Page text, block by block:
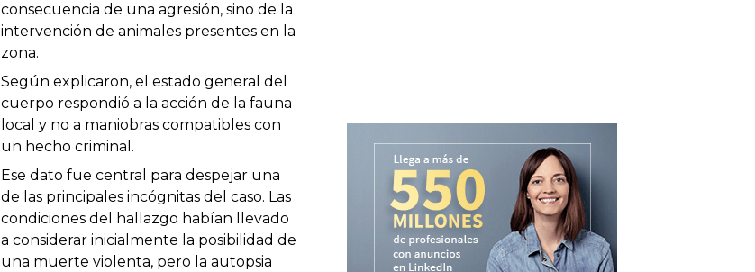
consecuencia de una agresión, sino de la
intervención de animales presentes en la
zona.
Según explicaron, el estado general del
cuerpo respondió a la acción de la fauna
local y no a maniobras compatibles con
un hecho criminal.
Ese dato fue central para despejar una
de las principales incógnitas del caso. Las
condiciones del hallazgo habían llevado
a considerar inicialmente la posibilidad de
una muerte violenta, pero la autopsia